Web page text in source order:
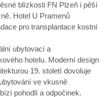
blízkosti FN Plzeň i pěší
Hotel U Pramenů
pro transplantace kostní
ubytovací a
hotelu. Moderní design
19. století dovoluje
ve vkusně
pohodlí a odpočinek.